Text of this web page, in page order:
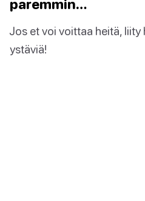
paremmin…
Jos et voi voittaa heitä, liity
ystäviä!